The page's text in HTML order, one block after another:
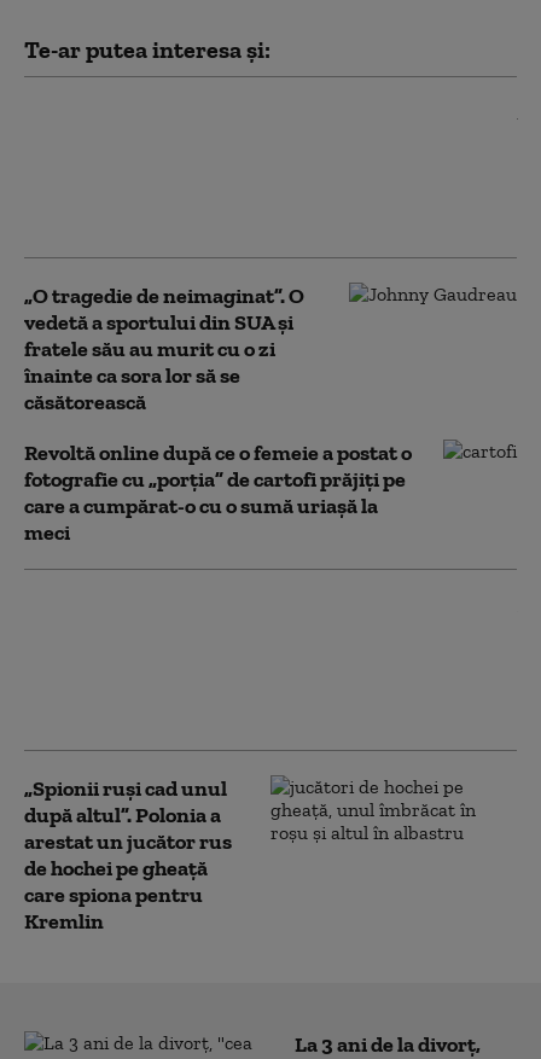
Te-ar putea interesa și:
„O tragedie de neimaginat”. O
vedetă a sportului din SUA și
fratele său au murit cu o zi
înainte ca sora lor să se
căsătorească
Revoltă online după ce o femeie a postat o
fotografie cu „porția” de cartofi prăjiți pe
care a cumpărat-o cu o sumă uriașă la
meci
„Spionii ruşi cad unul
după altul”. Polonia a
arestat un jucător rus
de hochei pe gheață
care spiona pentru
Kremlin
La 3 ani de la divorț,